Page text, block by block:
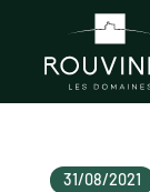
31/08/2021